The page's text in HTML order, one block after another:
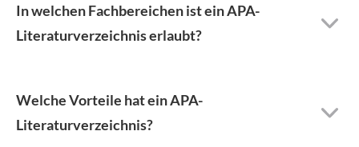
In welchen Fachbereichen ist ein APA-
Literaturverzeichnis erlaubt?
Welche Vorteile hat ein APA-
Literaturverzeichnis?